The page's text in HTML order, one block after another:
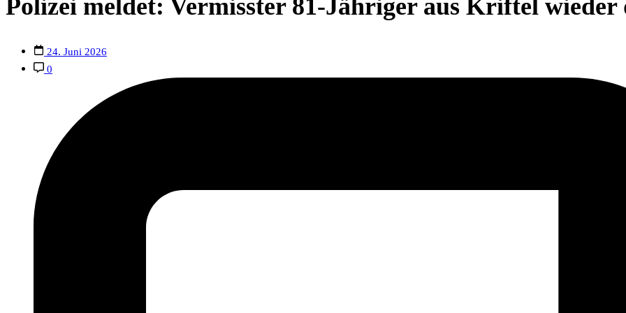
Polizei meldet: Vermisster 81-Jähriger aus Kriftel wieder
24. Juni 2026
0